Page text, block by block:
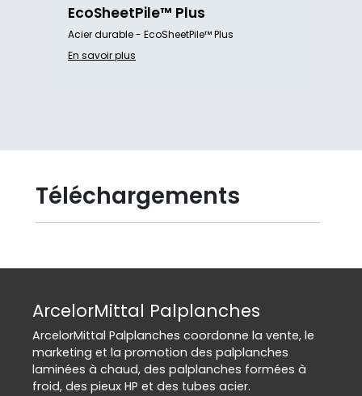
EcoSheetPile™ Plus
Acier durable - EcoSheetPile™ Plus
En savoir plus
Téléchargements
ArcelorMittal Palplanches
ArcelorMittal Palplanches coordonne la vente, le
marketing et la promotion des palplanches
laminées à chaud, des palplanches formées à
froid, des pieux HP et des tubes acier.